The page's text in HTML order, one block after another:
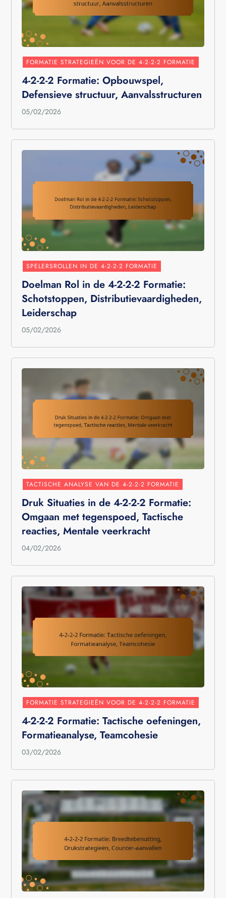
FORMATIE STRATEGIEËN VOOR DE 4-2-2-2 FORMATIE
4-2-2-2 Formatie: Opbouwspel,
Defensieve structuur, Aanvalsstructuren
05/02/2026
SPELERSROLLEN IN DE 4-2-2-2 FORMATIE
Doelman Rol in de 4-2-2-2 Formatie:
Schotstoppen, Distributievaardigheden,
Leiderschap
05/02/2026
TACTISCHE ANALYSE VAN DE 4-2-2-2 FORMATIE
Druk Situaties in de 4-2-2-2 Formatie:
Omgaan met tegenspoed, Tactische
reacties, Mentale veerkracht
04/02/2026
FORMATIE STRATEGIEËN VOOR DE 4-2-2-2 FORMATIE
4-2-2-2 Formatie: Tactische oefeningen,
Formatieanalyse, Teamcohesie
03/02/2026